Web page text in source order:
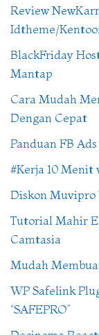
Review
Idtheme/
BlackFriday
Mantap
Cara Mudah
Dengan Cepat
Panduan FB
#Kerja 10 Menit
Diskon Muvipro
Tutorial Mahir
Camtasia
Mudah
WP Safelink
“SAFEPRO”